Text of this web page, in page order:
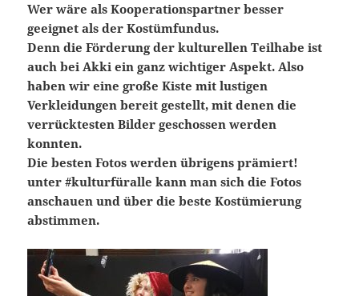
Wer wäre als Kooperationspartner besser
geeignet als der Kostümfundus.
Denn die Förderung der kulturellen Teilhabe ist
auch bei Akki ein ganz wichtiger Aspekt. Also
haben wir eine große Kiste mit lustigen
Verkleidungen bereit gestellt, mit denen die
verrücktesten Bilder geschossen werden
konnten.
Die besten Fotos werden übrigens prämiert!
unter #kulturfüralle kann man sich die Fotos
anschauen und über die beste Kostümierung
abstimmen.